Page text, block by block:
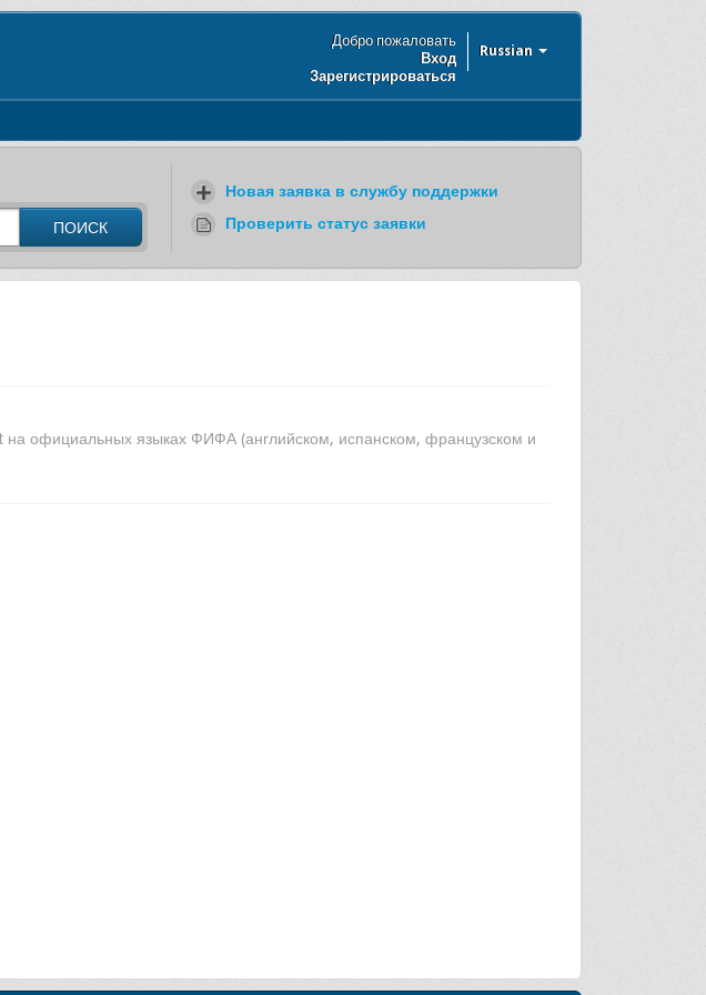
Russian
Добро пожаловать
Вход
Зарегистрироваться
ПОИСК
Новая заявка в службу поддержки
Проверить статус заявки
официальных языках ФИФА (английском, испанском, французском и